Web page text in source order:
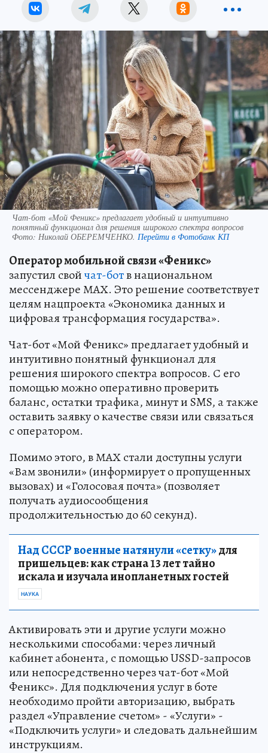
Чат-бот «Мой Феникс» предлагает удобный и интуитивно
понятный функционал для решения широкого спектра вопросов
Фото: Николай ОБЕРЕМЧЕНКО. Перейти в Фотобанк КП
Оператор мобильной связи «Феникс»
запустил свойчат-ботв национальном
мессенджере МАХ. Это решение соответствует
целям нацпроекта «Экономика данных и
цифровая трансформация государства».
Чат-бот «Мой Феникс» предлагает удобный и
интуитивно понятный функционал для
решения широкого спектра вопросов. С его
помощью можно оперативно проверить
баланс, остатки трафика, минут и SMS, а также
оставить заявку о качестве связи или связаться
с оператором.
Помимо этого, в МАХ стали доступны услуги
«Вам звонили» (информирует о пропущенных
вызовах) и «Голосовая почта» (позволяет
получать аудиосообщения
продолжительностью до 60 секунд).
Над СССР военные натянули «сетку»для
пришельцев: как страна 13 лет тайно
искала и изучала инопланетных гостей
НАУКА
Активировать эти и другие услуги можно
несколькими способами: через личный
кабинет абонента, с помощью USSD-запросов
или непосредственно через чат-бот «Мой
Феникс». Для подключения услуг в боте
необходимо пройти авторизацию, выбрать
раздел «Управление счетом» - «Услуги» -
«Подключить услуги» и следовать дальнейшим
инструкциям.